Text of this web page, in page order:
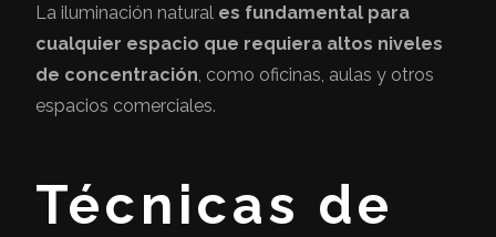
La iluminación natural es fundamental para
cualquier espacio que requiera altos niveles
de concentración , como oficinas, aulas y otros
espacios comerciales.
Técnicas de